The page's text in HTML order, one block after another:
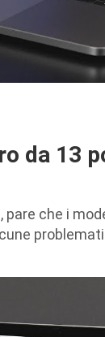
da 13
pare che i